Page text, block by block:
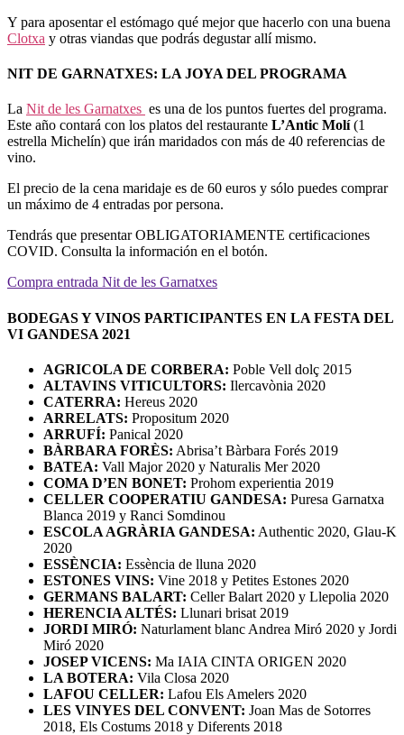
Y para aposentar el estómago qué mejor que hacerlo con una buena
Clotxa y otras viandas que podrás degustar allí mismo.
NIT DE GARNATXES: LA JOYA DEL PROGRAMA
La Nit de les Garnatxes es una de los puntos fuertes del programa.
Este año contará con los platos del restaurante L’Antic Molí(1
estrella Michelín) que irán maridados con más de 40 referencias de
vino.
El precio de la cena maridaje es de 60 euros y sólo puedes comprar
un máximo de 4 entradas por persona.
Tendrás que presentar OBLIGATORIAMENTE certificaciones
COVID. Consulta la información en el botón.
Compra entrada Nit de les Garnatxes
BODEGAS Y VINOS PARTICIPANTES EN LA FESTA DEL
VI GANDESA 2021
AGRICOLA DE CORBERA: Poble Vell dolç 2015
ALTAVINS VITICULTORS: Ilercavònia 2020
CATERRA: Hereus 2020
ARRELATS: Propositum 2020
ARRUFÍ: Panical 2020
BÀRBARA FORÈS: Abrisa’t Bàrbara Forés 2019
BATEA: Vall Major 2020 y Naturalis Mer 2020
COMA D’EN BONET: Prohom experientia 2019
CELLER COOPERATIU GANDESA: Puresa Garnatxa
Blanca 2019 y Ranci Somdinou
ESCOLA AGRÀRIA GANDESA: Authentic 2020, Glau-K
2020
ESSÈNCIA: Essència de lluna 2020
ESTONES VINS: Vine 2018 y Petites Estones 2020
GERMANS BALART: Celler Balart 2020 y Llepolia 2020
HERENCIA ALTÉS: Llunari brisat 2019
JORDI MIRÓ: Naturlament blanc Andrea Miró 2020 y Jordi
Miró 2020
JOSEP VICENS: Ma IAIA CINTA ORIGEN 2020
LA BOTERA: Vila Closa 2020
LAFOU CELLER: Lafou Els Amelers 2020
LES VINYES DEL CONVENT: Joan Mas de Sotorres
2018, Els Costums 2018 y Diferents 2018